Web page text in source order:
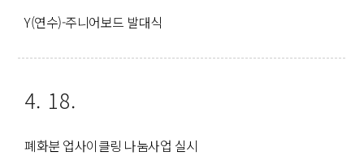
Y(연수)-주니어보드 발대식
4. 18.
폐화분 업사이클링 나눔사업 실시